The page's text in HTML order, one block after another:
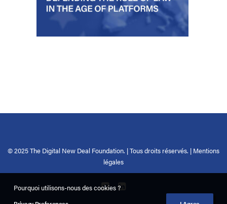
© 2025 The Digital New Deal Foundation. | Tous droits réservés. | Mentions
légales
Pourquoi utilisons-nous des cookies ?